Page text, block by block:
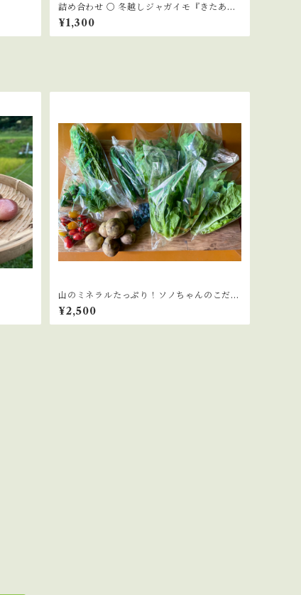
詰め合わせ 〇 冬越しジャガイモ『きたあか
り』1kg『メークイン』1kg
¥1,300
山のミネラルたっぷり！ソノちゃんのこだわ
り野菜セット
¥2,500